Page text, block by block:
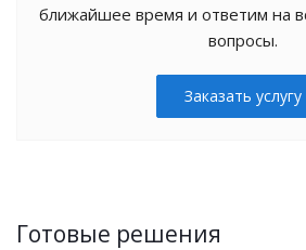
ближайшее время и ответим на
вопросы.
Заказать услугу
Готовые решения